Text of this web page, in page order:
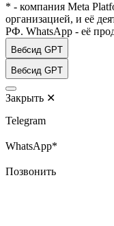
* - компания Meta
организацией, и её
РФ. WhatsApp - её
Вебсид GPT
Вебсид GPT
Закрыть ✕
Telegram
WhatsApp*
Позвонить